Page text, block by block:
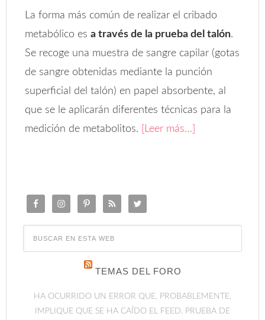
La forma más común de realizar el cribado
metabólico esa través de la prueba del talón.
Se recoge una muestra de sangre capilar (gotas
de sangre obtenidas mediante la punción
superficial del talón) en papel absorbente, al
que se le aplicarán diferentes técnicas para la
medición de metabolitos.
[Leer más…]
TEMAS DEL FORO
HA OCURRIDO UN ERROR QUE, PROBABLEMENTE,
IMPLIQUE QUE SE HA CAÍDO EL FEED. PRUEBA DE